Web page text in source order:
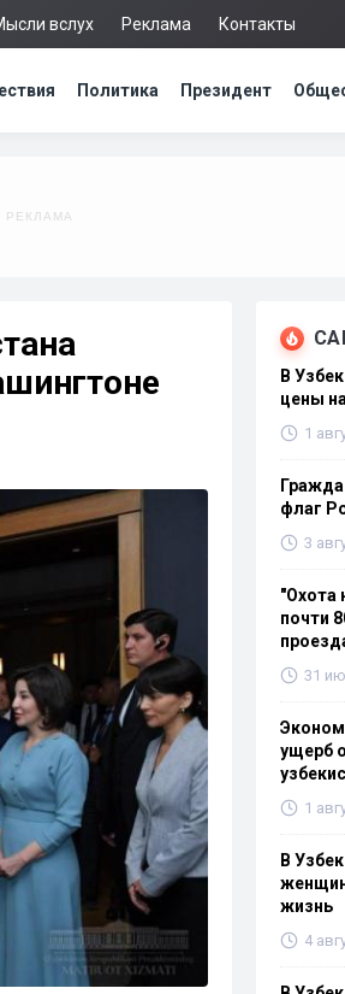
вслух Реклама Контакты
Политика Президент
В
цены
1
флаг
3
"Охота
почти
31
ущерб
1
В
жизнь
4